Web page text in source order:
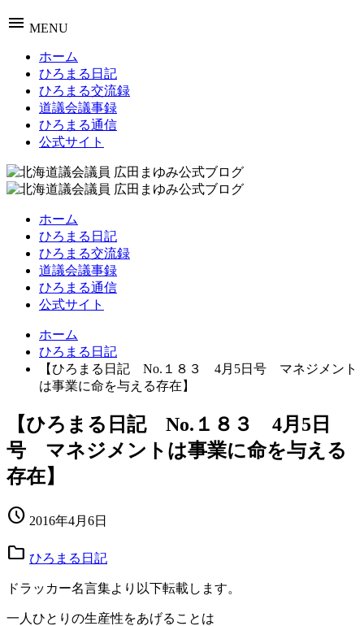
menu MENU
ホーム
ひろまる日記
ひろまる交流録
道議会議事録
ひろまる通信
公式サイト
ホーム
ひろまる日記
ひろまる交流録
道議会議事録
ひろまる通信
公式サイト
ホーム
ひろまる日記
【ひろまる日記 No.１８３ 4月5日号 マネジメント
は事業に命を与える存在】
【ひろまる日記 No.１８３ 4月5日
号 マネジメントは事業に命を与える
存在】
schedule 2016年4月6日
folder ひろまる日記
ドラッカー名言集より以下転載します。
一人ひとりの生産性をあげることは